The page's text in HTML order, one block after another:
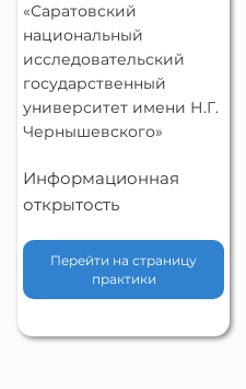
«Саратовский
национальный
исследовательский
государственный
университет имени Н.Г.
Чернышевского»
Информационная
открытость
Перейти на страницу
практики